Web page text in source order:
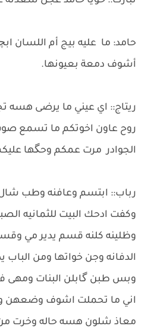
حامد: ما عليه بيج أم اللسان
أشوف دمعة بعيونها.
ريتاج:: اي عيني ما يرضى هسه
روح عاون اخوتكم ما تسمع
الجوادر مرت عمكم وحگها
رباب:: ابتسم وعافنه وطب شال
وكفت ادحك البيت للثمانيه
وظلينه كلنه قسم يدير مي
الدفانه وجن خواتها ومن
وبس طبن گابلن البنات ومهى
اني ما تحملت اشوف وضعهن
معاذ شلون هسه حاله وخرت من